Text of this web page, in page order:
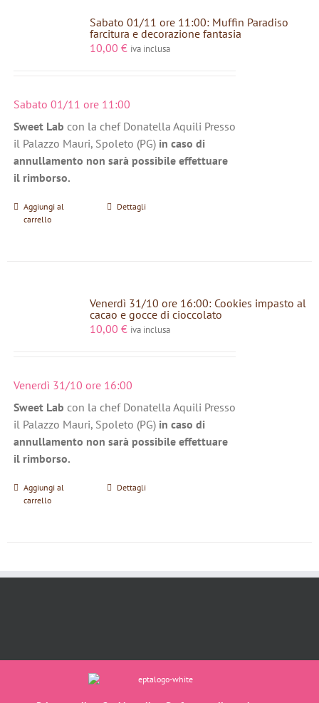
Sabato 01/11 ore 11:00: Muffin Paradiso
farcitura e decorazione fantasia
10,00 € iva inclusa
Sabato 01/11 ore 11:00
Sweet Lab con la chef Donatella Aquili Presso
il Palazzo Mauri, Spoleto (PG) in caso di
annullamento non sarà possibile effettuare
il rimborso.
Aggiungi al
carrello
Dettagli
Venerdì 31/10 ore 16:00: Cookies impasto al
cacao e gocce di cioccolato
10,00 € iva inclusa
Venerdì 31/10 ore 16:00
Sweet Lab con la chef Donatella Aquili Presso
il Palazzo Mauri, Spoleto (PG) in caso di
annullamento non sarà possibile effettuare
il rimborso.
Aggiungi al
carrello
Dettagli